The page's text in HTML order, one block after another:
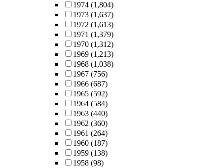
1974 (1,804)
1973 (1,637)
1972 (1,613)
1971 (1,379)
1970 (1,312)
1969 (1,213)
1968 (1,038)
1967 (756)
1966 (687)
1965 (592)
1964 (584)
1963 (440)
1962 (360)
1961 (264)
1960 (187)
1959 (138)
1958 (98)